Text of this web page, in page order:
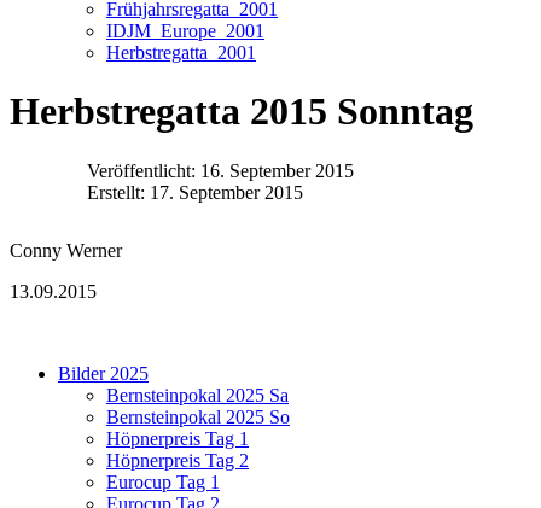
Frühjahrsregatta_2001
IDJM_Europe_2001
Herbstregatta_2001
Herbstregatta 2015 Sonntag
Veröffentlicht: 16. September 2015
Erstellt: 17. September 2015
Conny Werner
13.09.2015
Bilder 2025
Bernsteinpokal 2025 Sa
Bernsteinpokal 2025 So
Höpnerpreis Tag 1
Höpnerpreis Tag 2
Eurocup Tag 1
Eurocup Tag 2